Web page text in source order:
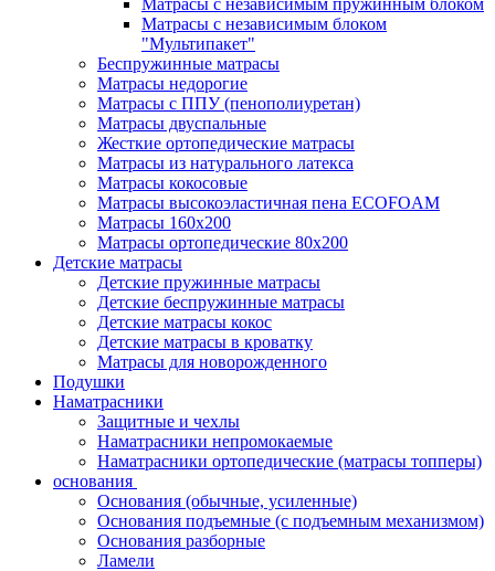
Матрасы с независимым пружинным блоком
Матрасы с независимым блоком
"Мультипакет"
Беспружинные матрасы
Матрасы недорогие
Матрасы с ППУ (пенополиуретан)
Матрасы двуспальные
Жесткие ортопедические матрасы
Матрасы из натурального латекса
Матрасы кокосовые
Матрасы высокоэластичная пена ECOFOAM
Матрасы 160х200
Матрасы ортопедические 80х200
Детские матрасы
Детские пружинные матрасы
Детские беспружинные матрасы
Детские матрасы кокос
Детские матрасы в кроватку
Матрасы для новорожденного
Подушки
Наматрасники
Защитные и чехлы
Наматрасники непромокаемые
Наматрасники ортопедические (матрасы топперы)
основания
Основания (обычные, усиленные)
Основания подъемные (с подъемным механизмом)
Основания разборные
Ламели